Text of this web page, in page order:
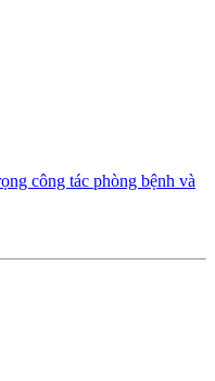
công tác phòng bệnh và